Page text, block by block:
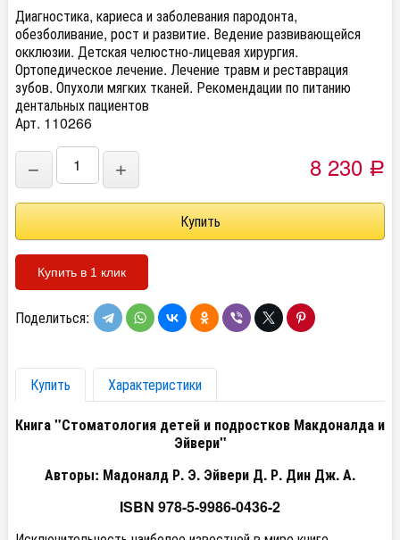
Диагностика, кариеса и заболевания пародонта,
обезболивание, рост и развитие. Ведение развивающейся
окклюзии. Детская челюстно-лицевая хирургия.
Ортопедическое лечение. Лечение травм и реставрация
зубов. Опухоли мягких тканей. Рекомендации по питанию
дентальных пациентов
Арт. 110266
− + 8 230 Р
Купить в 1 клик
Поделиться:
Купить
Характеристики
Книга "Стоматология детей и подростков Макдоналда и
Эйвери"
Авторы: Мадоналд Р. Э. Эйвери Д. Р. Дин Дж. А.
ISBN 978-5-9986-0436-2